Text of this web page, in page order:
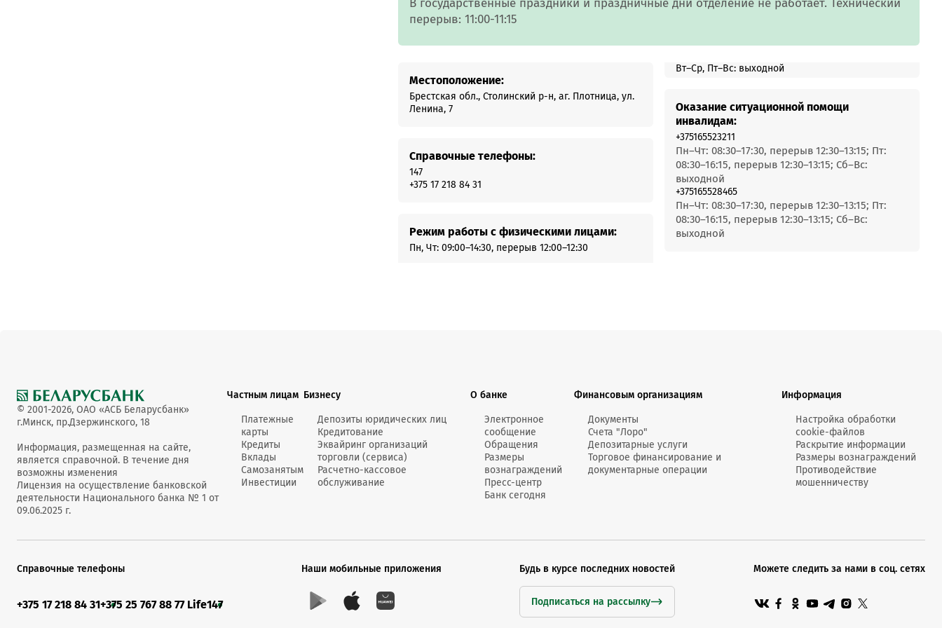
Онлайн-консультант:
Swoo Pay
Переводы по
Подробнее
В государственные праздники и праздничные дни отделение не работает. Технический
перерыв: 11:00-11:15
Местоположение:
Брестская обл., Столинский р-н, аг. Плотница, ул.
Ленина, 7
Справочные телефоны:
147
+375 17 218 84 31
Режим работы с физическими лицами:
Пн, Чт: 09:00–14:30, перерыв 12:00–12:30
Вт–Ср, Пт–Вс: выходной
Оказание ситуационной помощи
инвалидам:
+375165523211
Пн–Чт: 08:30–17:30, перерыв 12:30–13:15; Пт:
08:30–16:15, перерыв 12:30–13:15; Сб–Вс:
выходной
+375165528465
Пн–Чт: 08:30–17:30, перерыв 12:30–13:15; Пт:
08:30–16:15, перерыв 12:30–13:15; Сб–Вс:
выходной
© 2001-2026, ОАО «АСБ Беларусбанк»
г.Минск, пр.Дзержинского, 18
Информация, размещенная на сайте,
является справочной. В течение дня
возможны изменения
Лицензия на осуществление банковской
деятельности Национального банка № 1 от
09.06.2025 г.
Частным лицам
Платежные
карты
Кредиты
Вклады
Самозанятым
Инвестиции
Бизнесу
Депозиты юридических лиц
Кредитование
Эквайринг организаций
торговли (сервиса)
Расчетно-кассовое
обслуживание
О банке
Электронное
сообщение
Обращения
Размеры
вознаграждений
Пресс-центр
Банк сегодня
Финансовым организациям
Документы
Счета "Лоро"
Депозитарные услуги
Торговое финансирование и
документарные операции
Информация
Настройка обработки
cookie-файлов
Раскрытие информации
Размеры вознаграждений
Противодействие
мошенничеству
Справочные телефоны
+375 17 218 84 31+375 25 767 88 77 Life147
Наши мобильные приложения Будь в курсе последних новостей
Подписаться на рассылку
Можете следить за нами в соц. сетях